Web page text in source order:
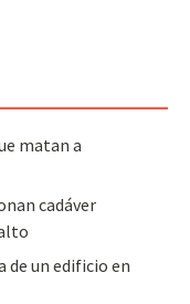
matan a
cadáver
de un edificio en